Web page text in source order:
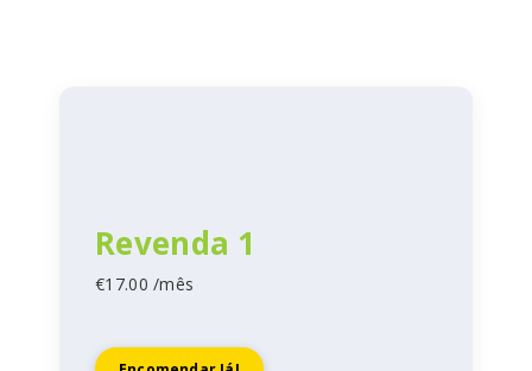
Revenda 1
€17.00 /mês